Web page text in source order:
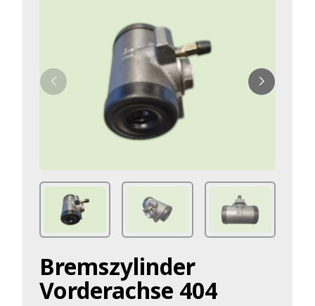
Bremszylinder
Vorderachse 404